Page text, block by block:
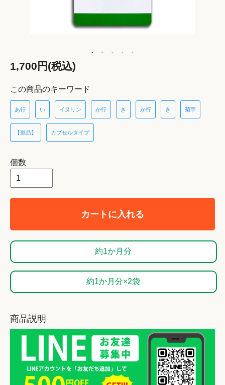
1,700円(税込)
この商品のキーワード
あ行 い イヌリン か行 き か行 き 菊芋
【単品】 カプセルタイプ
個数
カートに入れる
約1か月分
約1か月分×2袋
商品説明